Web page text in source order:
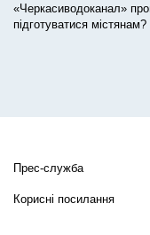
«Черкасиводоканал»
підготуватися містянам?
Прес-служба
Корисні посилання